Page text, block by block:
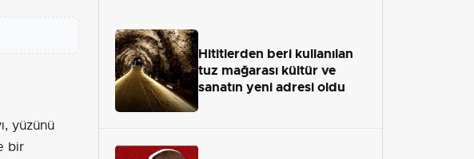
yüzünü
bir
Hititlerden beri kullanılan
tuz mağarası kültür ve
sanatın yeni adresi oldu